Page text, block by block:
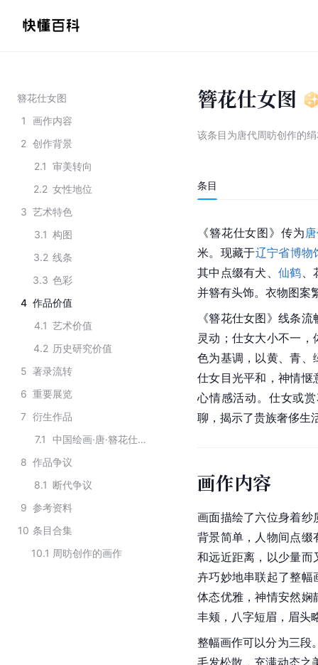
簪花仕女图
1
画作内容
2 创作背景
2.1 审美转向
2.2 女性地位
3 艺术特色
3.1 构图
3.2 线条
3.3 色彩
4 作品价值
4.1 艺术价值
4.2 历史研究价值
5 著录流转
6 重要展览
7 衍生作品
7.1
中国绘画·唐·簪花仕女图特种邮票
8 作品争议
8.1 断代争议
9 参考资料
10 条目合集
10.1 周昉创作的画作
簪花仕女图
该条目为唐代周昉创作的
条目
《簪花仕女图》传为
米。现藏于辽宁省博物
其中点缀有犬、仙鹤
并簪有头饰。衣物图案
《簪花仕女图》线条
灵动；仕女大小不一
色为基调，以黄、青、
仕女目光平和，神情惬
心情感活动。仕女或
聊，揭示了贵族奢侈生
画作内容
画面描绘了六位身着纱
背景简单，人物间点缀
和远近距离，以少量而
卉巧妙地串联起了整幅
体态优雅，神情安然娴
丰颊，八字短眉，眉头
整幅画作可以分为三段
毛发松散，充满动态之